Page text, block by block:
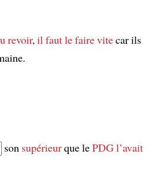
revoir, il faut le faire vitecar ils
son supérieurque lePDGl’avait